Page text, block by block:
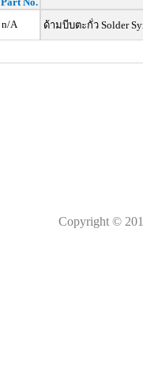
n/A
ด้ามบีบตะกั่ว Solder
Copyright ©